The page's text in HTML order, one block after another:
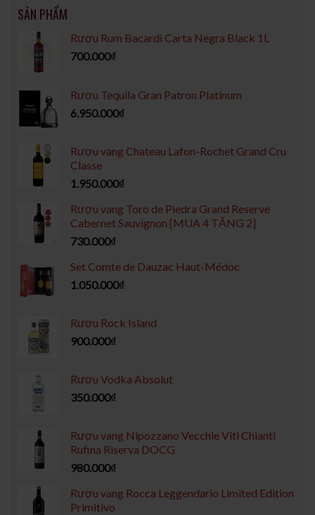
SẢN PHẨM
Rượu Rum Bacardi Carta Negra Black 1L
700.000₫
Rượu Tequila Gran Patron Platinum
6.950.000₫
Rượu vang Chateau Lafon-Rochet Grand Cru
Classe
1.950.000₫
Rượu vang Toro de Piedra Grand Reserve
Cabernet Sauvignon [MUA 4 TẶNG 2]
730.000₫
Set Comte de Dauzac Haut-Médoc
1.050.000₫
Rượu Rock Island
900.000₫
Rượu Vodka Absolut
350.000₫
Rượu vang Nipozzano Vecchie Viti Chianti
Rufina Riserva DOCG
980.000₫
Rượu vang Rocca Leggendario Limited Edition
Primitivo